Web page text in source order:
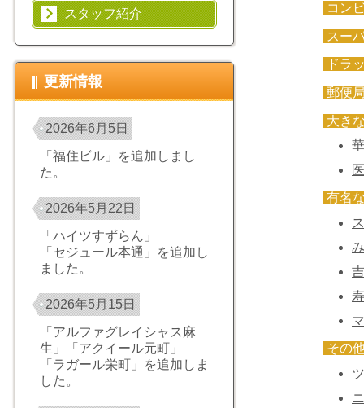
コン
スー
ドラ
郵便
大き
有名
その
スタッフ紹介
更新情報
2026年6月5日
「福住ビル」を追加しまし
た。
2026年5月22日
「ハイツすずらん」
「セジュール本通」を追加し
ました。
2026年5月15日
「アルファグレイシャス麻
生」「アクイール元町」
「ラガール栄町」を追加しま
した。